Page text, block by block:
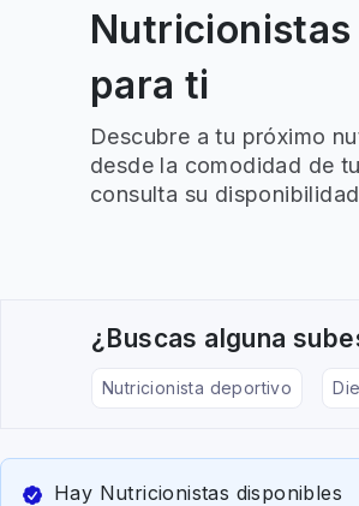
para ti
Descubre a tu próximo
desde la comodidad de
consulta su
¿Buscas alguna
Nutricionista deportivo
Hay Nutricionistas disponibles